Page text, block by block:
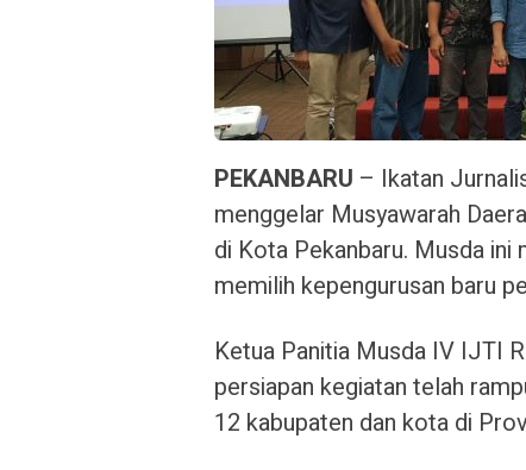
PEKANBARU – Ikatan
menggelar Musyawarah
di Kota Pekanbaru. Musda ini
memilih kepengurusan baru
Ketua Panitia Musda IV IJTI
persiapan kegiatan telah
12 kabupaten dan kota di